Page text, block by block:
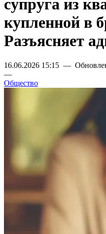
супруга из
купленной в
Разъясняет
16.06.2026 15:15 —
—
Общество